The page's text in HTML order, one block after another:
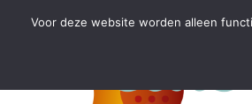
Tijdelijke stop: wegens drukte
Voor deze website worden alleen